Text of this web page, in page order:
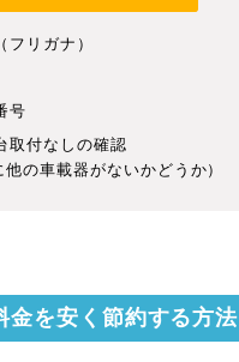
フリガナ）
号
取付なしの確認
の車載器がないかどうか）
金を安く節約する方法